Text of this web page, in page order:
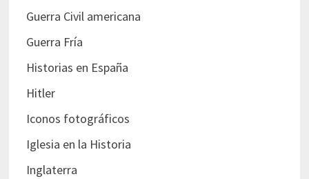
Guerra Civil americana
Guerra Fría
Historias en España
Hitler
Iconos fotográficos
Iglesia en la Historia
Inglaterra